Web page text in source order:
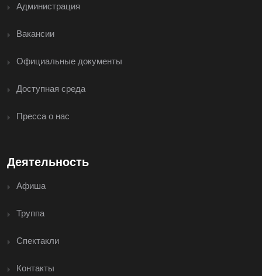
Администрация
Вакансии
Официальные документы
Доступная среда
Пресса о нас
Деятельность
Афиша
Труппа
Спектакли
Контакты